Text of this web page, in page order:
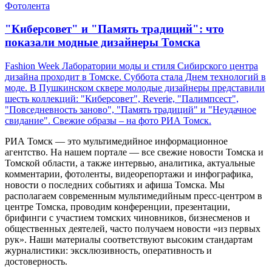
Фотолента
"Киберсовет" и "Память традиций": что
показали модные дизайнеры Томска
Fashion Week Лаборатории моды и стиля Сибирского центра
дизайна проходит в Томске. Суббота стала Днем технологий в
моде. В Пушкинском сквере молодые дизайнеры представили
шесть коллекций: "Киберсовет", Reverie, "Палимпсест",
"Повседневность заново", "Память традиций" и "Неудачное
свидание". Свежие образы – на фото РИА Томск.
РИА Томск — это мультимедийное информационное
агентство. На нашем портале — все свежие новости Томска и
Томской области, а также интервью, аналитика, актуальные
комментарии, фотоленты, видеорепортажи и инфографика,
новости о последних событиях и афиша Томска. Мы
располагаем современным мультимедийным пресс-центром в
центре Томска, проводим конференции, презентации,
брифинги с участием томских чиновников, бизнесменов и
общественных деятелей, часто получаем новости «из первых
рук». Наши материалы соответствуют высоким стандартам
журналистики: эксклюзивность, оперативность и
достоверность.